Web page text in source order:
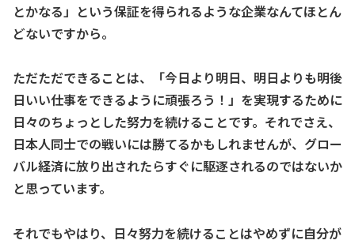
とかなる」という保証を得られるような企業なんてほとん
どないですから。
ただただできることは、「今日より明日、明日よりも明後
日いい仕事をできるように頑張ろう！」を実現するために
日々のちょっとした努力を続けることです。それでさえ、
日本人同士での戦いには勝てるかもしれませんが、グロー
バル経済に放り出されたらすぐに駆逐されるのではないか
と思っています。
それでもやはり、日々努力を続けることはやめずに自分が